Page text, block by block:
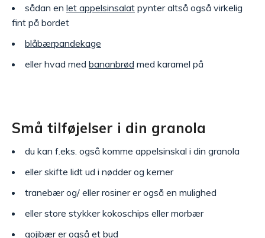
sådan en let appelsinsalat pynter altså også virkelig
fint på bordet
blåbærpandekage
eller hvad med bananbrød med karamel på
Små tilføjelser i din granola
du kan f.eks. også komme appelsinskal i din granola
eller skifte lidt ud i nødder og kerner
tranebær og/ eller rosiner er også en mulighed
eller store stykker kokoschips eller morbær
gojibær er også et bud